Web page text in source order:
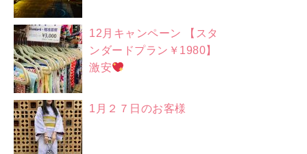
12月キャンペーン 【スタ
ンダードプラン￥1980】
激安
1月２７日のお客様